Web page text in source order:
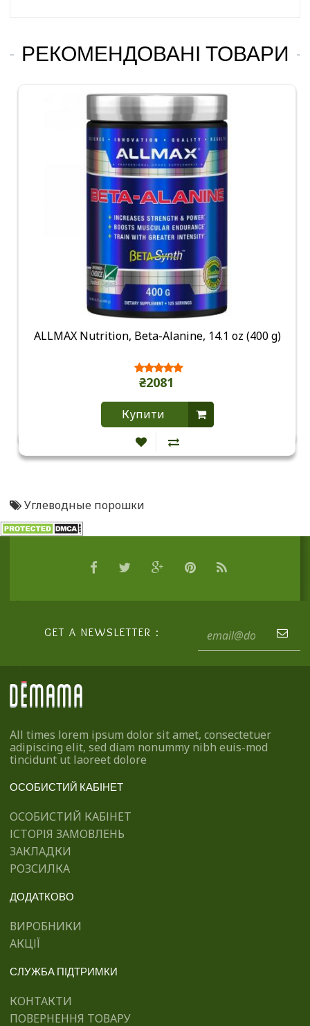
РЕКОМЕНДОВАНІ ТОВАРИ
ALLMAX Nutrition, Beta-Alanine, 14.1 oz (400 g)
₴2081
Купити
Углеводные порошки
GET A NEWSLETTER :
All times lorem ipsum dolor sit amet, consectetuer
adipiscing elit, sed diam nonummy nibh euis-mod
tincidunt ut laoreet dolore
ОСОБИСТИЙ КАБІНЕТ
ОСОБИСТИЙ КАБІНЕТ
ІСТОРІЯ ЗАМОВЛЕНЬ
ЗАКЛАДКИ
РОЗСИЛКА
ДОДАТКОВО
ВИРОБНИКИ
АКЦІЇ
СЛУЖБА ПІДТРИМКИ
КОНТАКТИ
ПОВЕРНЕННЯ ТОВАРУ